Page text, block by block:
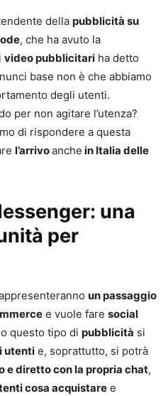
della pubblicità su
, che ha avuto la
video pubblicitari ha detto
base non è che abbiamo
degli utenti.
per non agitare l’utenza?
di rispondere a questa
l’arrivoanche in Italia delle
una
per
un passaggio
e vuole fare social
questo tipo di pubblicità si
utenti e, soprattutto, si potrà
e diretto con la propria chat,
cosa acquistare e